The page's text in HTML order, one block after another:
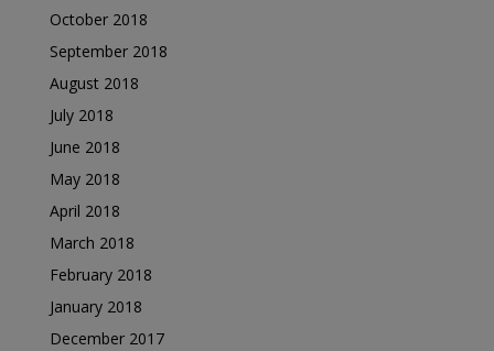
October 2018
September 2018
August 2018
July 2018
June 2018
May 2018
April 2018
March 2018
February 2018
January 2018
December 2017